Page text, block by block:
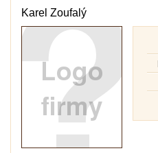
Karel Zoufalý